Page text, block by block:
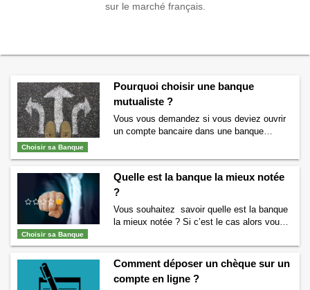
sur le marché français.
Choisir sa Banque
Pourquoi choisir une banque
mutualiste ?
Vous vous demandez si vous deviez ouvrir
un compte bancaire dans une banque
banques ? Quels sont les avantages d’ouvrir
un compte dans une banque mutualiste ? Si
vous vous posez toutes ces questions alors
vous êtes au … Continuer la lecture de
Choisir sa Banque
Quelle est la banque la mieux notée
?
Vous souhaitez savoir quelle est la banque
la mieux notée ? Si c’est le cas alors vous
indiquer le classement des banques les
mieux notées. Classement des banques les
[BB_RATED_BANK_RANKING] La banque
Comment déposer un chèque sur un
compte en ligne ?